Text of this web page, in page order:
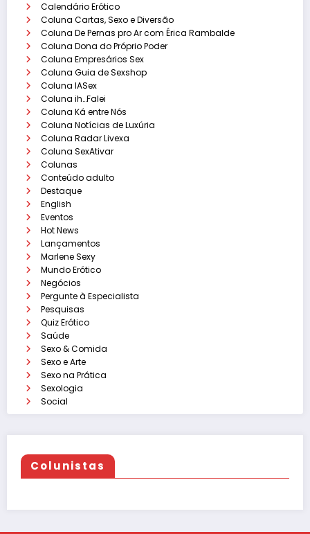
Calendário Erótico
Coluna Cartas, Sexo e Diversão
Coluna De Pernas pro Ar com Érica Rambalde
Coluna Dona do Próprio Poder
Coluna Empresários Sex
Coluna Guia de Sexshop
Coluna IASex
Coluna ih…Falei
Coluna Ká entre Nós
Coluna Notícias de Luxúria
Coluna Radar Livexa
Coluna SexAtivar
Colunas
Conteúdo adulto
Destaque
English
Eventos
Hot News
Lançamentos
Marlene Sexy
Mundo Erótico
Negócios
Pergunte à Especialista
Pesquisas
Quiz Erótico
Saúde
Sexo & Comida
Sexo e Arte
Sexo na Prática
Sexologia
Social
Colunistas